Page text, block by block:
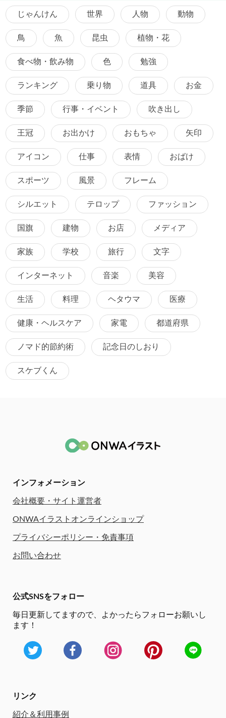
じゃんけん 世界 人物 動物
鳥 魚 昆虫 植物・花
食べ物・飲み物 色 勉強
ランキング 乗り物 道具 お金
季節 行事・イベント 吹き出し
王冠 お出かけ おもちゃ 矢印
アイコン 仕事 表情 おばけ
スポーツ 風景 フレーム
シルエット テロップ ファッション
国旗 建物 お店 メディア
家族 学校 旅行 文字
インターネット 音楽 美容
生活 料理 ヘタウマ 医療
健康・ヘルスケア 家電 都道府県
ノマド的節約術 記念日のしおり
スケブくん
インフォメーション
会社概要・サイト運営者
ONWAイラストオンラインショップ
プライバシーポリシー・免責事項
お問い合わせ
公式SNSをフォロー
毎日更新してますので、
よかったらフォローお願いし
ます！
リンク
紹介＆利用事例